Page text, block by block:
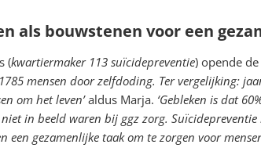
als bouwstenen voor een
(kwartiermaker 113 suïcidepreventie) opende
mensen door zelfdoding. Ter vergelijking:
om het leven’aldus Marja. ‘Gebleken is dat
niet in beeld waren bij ggz zorg. Suïcidepreventie
een gezamenlijke taak om te zorgen voor